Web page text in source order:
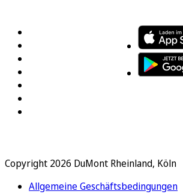
Copyright 2026 DuMont Rheinland, Köln
Allgemeine Geschäftsbedingungen